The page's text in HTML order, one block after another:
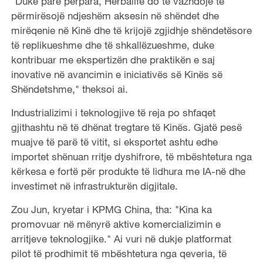
përmirësojë ndjeshëm aksesin në shëndet dhe
mirëqenie në Kinë dhe të krijojë zgjidhje shëndetësore
të replikueshme dhe të shkallëzueshme, duke
kontribuar me ekspertizën dhe praktikën e saj
inovative në avancimin e iniciativës së Kinës së
Shëndetshme," theksoi ai.
Industrializimi i teknologjive të reja po shfaqet
gjithashtu në të dhënat tregtare të Kinës. Gjatë pesë
muajve të parë të vitit, si eksportet ashtu edhe
importet shënuan rritje dyshifrore, të mbështetura nga
kërkesa e fortë për produkte të lidhura me IA-në dhe
investimet në infrastrukturën digjitale.
Zou Jun, kryetar i KPMG China, tha: "Kina ka
promovuar në mënyrë aktive komercializimin e
arritjeve teknologjike." Ai vuri në dukje platformat
pilot të prodhimit të mbështetura nga qeveria, të